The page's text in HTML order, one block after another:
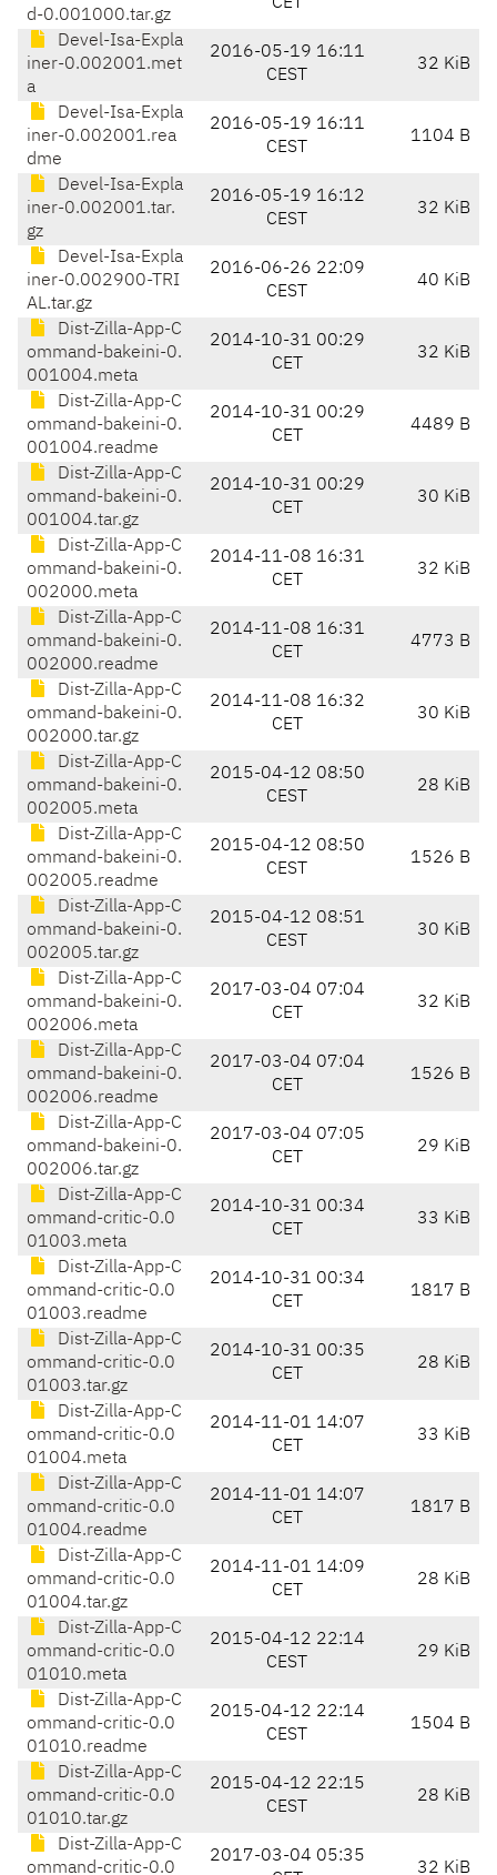
d-0.001000.tar.gz
Devel-Isa-Expla
iner-0.002001.met
a
2016-05-19 16:11
CEST
32 KiB
Devel-Isa-Expla
iner-0.002001.rea
dme
2016-05-19 16:11
CEST
1104 B
Devel-Isa-Expla
iner-0.002001.tar.
gz
2016-05-19 16:12
CEST
32 KiB
Devel-Isa-Expla
iner-0.002900-TRI
AL.tar.gz
2016-06-26 22:09
CEST
40 KiB
Dist-Zilla-App-C
ommand-bakeini-0.
001004.meta
2014-10-31 00:29
CET
32 KiB
Dist-Zilla-App-C
ommand-bakeini-0.
001004.readme
2014-10-31 00:29
CET
4489 B
Dist-Zilla-App-C
ommand-bakeini-0.
001004.tar.gz
2014-10-31 00:29
CET
30 KiB
Dist-Zilla-App-C
ommand-bakeini-0.
002000.meta
2014-11-08 16:31
CET
32 KiB
Dist-Zilla-App-C
ommand-bakeini-0.
002000.readme
2014-11-08 16:31
CET
4773 B
Dist-Zilla-App-C
ommand-bakeini-0.
002000.tar.gz
2014-11-08 16:32
CET
30 KiB
Dist-Zilla-App-C
ommand-bakeini-0.
002005.meta
2015-04-12 08:50
CEST
28 KiB
Dist-Zilla-App-C
ommand-bakeini-0.
002005.readme
2015-04-12 08:50
CEST
1526 B
Dist-Zilla-App-C
ommand-bakeini-0.
002005.tar.gz
2015-04-12 08:51
CEST
30 KiB
Dist-Zilla-App-C
ommand-bakeini-0.
002006.meta
2017-03-04 07:04
CET
32 KiB
Dist-Zilla-App-C
ommand-bakeini-0.
002006.readme
2017-03-04 07:04
CET
1526 B
Dist-Zilla-App-C
ommand-bakeini-0.
002006.tar.gz
2017-03-04 07:05
CET
29 KiB
Dist-Zilla-App-C
ommand-critic-0.0
01003.meta
2014-10-31 00:34
CET
33 KiB
Dist-Zilla-App-C
ommand-critic-0.0
01003.readme
2014-10-31 00:34
CET
1817 B
Dist-Zilla-App-C
ommand-critic-0.0
01003.tar.gz
2014-10-31 00:35
CET
28 KiB
Dist-Zilla-App-C
ommand-critic-0.0
01004.meta
2014-11-01 14:07
CET
33 KiB
Dist-Zilla-App-C
ommand-critic-0.0
01004.readme
2014-11-01 14:07
CET
1817 B
Dist-Zilla-App-C
ommand-critic-0.0
01004.tar.gz
2014-11-01 14:09
CET
28 KiB
Dist-Zilla-App-C
ommand-critic-0.0
01010.meta
2015-04-12 22:14
CEST
29 KiB
Dist-Zilla-App-C
ommand-critic-0.0
01010.readme
2015-04-12 22:14
CEST
1504 B
Dist-Zilla-App-C
ommand-critic-0.0
01010.tar.gz
2015-04-12 22:15
CEST
28 KiB
Dist-Zilla-App-C
ommand-critic-0.0
2017-03-04 05:35
32 KiB